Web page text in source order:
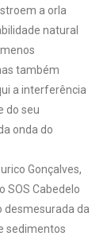
a orla
natural
também
a interferência
do seu
onda do
Gonçalves,
SOS Cabedelo
desmesurada da
sedimentos